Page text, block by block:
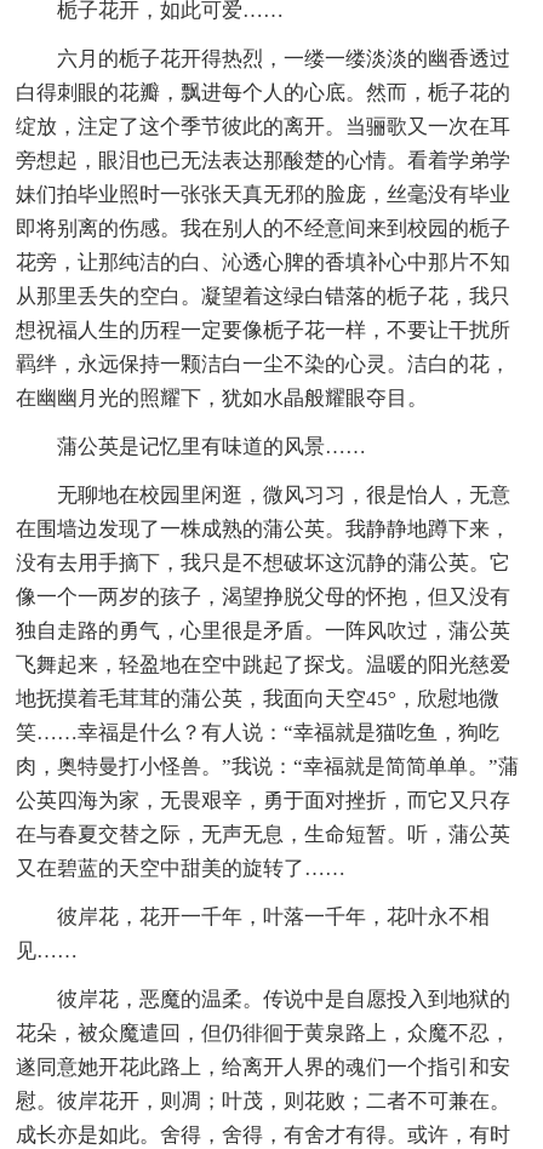
栀子花开，如此可爱……
六月的栀子花开得热烈，一缕一缕淡淡的幽香透过
白得刺眼的花瓣，飘进每个人的心底。然而，栀子花的
绽放，注定了这个季节彼此的离开。当骊歌又一次在耳
旁想起，眼泪也已无法表达那酸楚的心情。看着学弟学
妹们拍毕业照时一张张天真无邪的脸庞，丝毫没有毕业
即将别离的伤感。我在别人的不经意间来到校园的栀子
花旁，让那纯洁的白、沁透心脾的香填补心中那片不知
从那里丢失的空白。凝望着这绿白错落的栀子花，我只
想祝福人生的历程一定要像栀子花一样，不要让干扰所
羁绊，永远保持一颗洁白一尘不染的心灵。洁白的花，
在幽幽月光的照耀下，犹如水晶般耀眼夺目。
蒲公英是记忆里有味道的风景……
无聊地在校园里闲逛，微风习习，很是怡人，无意
在围墙边发现了一株成熟的蒲公英。我静静地蹲下来，
没有去用手摘下，我只是不想破坏这沉静的蒲公英。它
像一个一两岁的孩子，渴望挣脱父母的怀抱，但又没有
独自走路的勇气，心里很是矛盾。一阵风吹过，蒲公英
飞舞起来，轻盈地在空中跳起了探戈。温暖的阳光慈爱
地抚摸着毛茸茸的蒲公英，我面向天空45°，欣慰地微
笑……幸福是什么？有人说：“幸福就是猫吃鱼，狗吃
肉，奥特曼打小怪兽。”我说：“幸福就是简简单单。”蒲
公英四海为家，无畏艰辛，勇于面对挫折，而它又只存
在与春夏交替之际，无声无息，生命短暂。听，蒲公英
又在碧蓝的天空中甜美的旋转了……
彼岸花，花开一千年，叶落一千年，花叶永不相
见……
彼岸花，恶魔的温柔。传说中是自愿投入到地狱的
花朵，被众魔遣回，但仍徘徊于黄泉路上，众魔不忍，
遂同意她开花此路上，给离开人界的魂们一个指引和安
慰。彼岸花开，则凋；叶茂，则花败；二者不可兼在。
成长亦是如此。舍得，舍得，有舍才有得。或许，有时